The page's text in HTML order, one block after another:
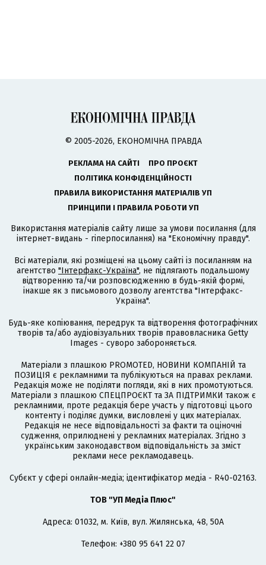
© 2005-2026, ЕКОНОМІЧНА ПРАВДА
РЕКЛАМА НА САЙТІ
ПРО ПРОЄКТ
ПОЛІТИКА КОНФІДЕНЦІЙНОСТІ
ПРАВИЛА ВИКОРИСТАННЯ МАТЕРІАЛІВ УП
ПРИНЦИПИ І ПРАВИЛА РОБОТИ УП
Використання матеріалів сайту лише за умови посилання (для
інтернет-видань - гіперпосилання) на "Економічну правду".
Всі матеріали, які розміщені на цьому сайті із посиланням на
агентство "Інтерфакс-Україна", не підлягають подальшому
відтворенню та/чи розповсюдженню в будь-якій формі,
інакше як з письмового дозволу агентства "Інтерфакс-
Україна".
Будь-яке копіювання, передрук та відтворення фотографічних
творів та/або аудіовізуальних творів правовласника Getty
Images - суворо забороняється.
Матеріали з плашкою PROMOTED, НОВИНИ КОМПАНІЙ та
ПОЗИЦІЯ є рекламними та публікуються на правах реклами.
Редакція може не поділяти погляди, які в них промотуються.
Матеріали з плашкою СПЕЦПРОЄКТ та ЗА ПІДТРИМКИ також є
рекламними, проте редакція бере участь у підготовці цього
контенту і поділяє думки, висловлені у цих матеріалах.
Редакція не несе відповідальності за факти та оціночні
судження, оприлюднені у рекламних матеріалах. Згідно з
українським законодавством відповідальність за зміст
реклами несе рекламодавець.
Cубєкт у сфері онлайн-медіа; ідентифікатор медіа - R40-02163.
ТОВ "УП Медіа Плюс"
Адреса: 01032, м. Київ, вул. Жилянська, 48, 50А
Телефон: +380 95 641 22 07